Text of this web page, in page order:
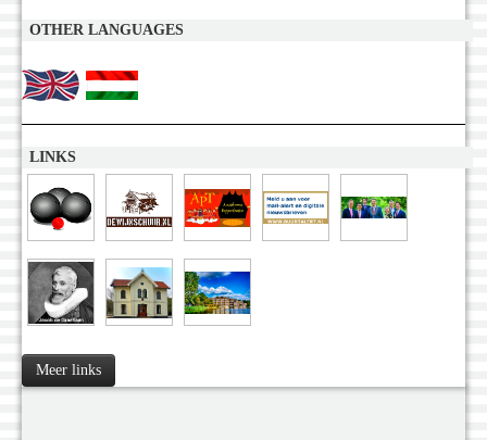
OTHER LANGUAGES
LINKS
Meer links